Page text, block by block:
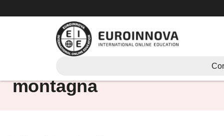
al
Gli animali di
montagna